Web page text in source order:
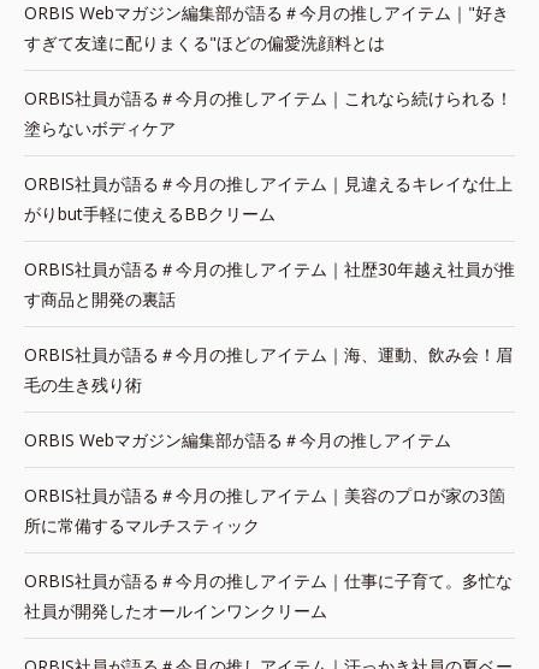
ORBIS Webマガジン編集部が語る＃今月の推しアイテム｜"好き
すぎて友達に配りまくる"ほどの偏愛洗顔料とは
ORBIS社員が語る＃今月の推しアイテム｜これなら続けられる！
塗らないボディケア
ORBIS社員が語る＃今月の推しアイテム｜見違えるキレイな仕上
がりbut手軽に使えるBBクリーム
ORBIS社員が語る＃今月の推しアイテム｜社歴30年越え社員が推
す商品と開発の裏話
ORBIS社員が語る＃今月の推しアイテム｜海、運動、飲み会！眉
毛の生き残り術
ORBIS Webマガジン編集部が語る＃今月の推しアイテム
ORBIS社員が語る＃今月の推しアイテム｜美容のプロが家の3箇
所に常備するマルチスティック
ORBIS社員が語る＃今月の推しアイテム｜仕事に子育て。多忙な
社員が開発したオールインワンクリーム